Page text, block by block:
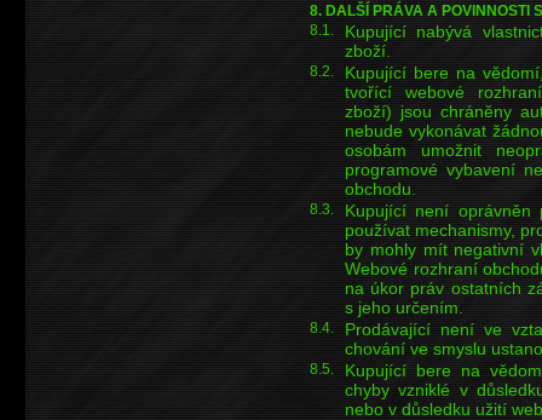
8. DALŠÍ PRÁVA A POVINNOSTI
8.1.
Kupující nabývá
zboží.
8.2.
Kupující bere na
tvořící webové
zboží) jsou chráněny
nebude vykonávat
osobám umožnit
programové vybavení
obchodu.
8.3.
Kupující není oprávněn
používat mechanismy,
by mohly mít negativní
Webové rozhraní
na úkor práv ostatních
s jeho určením.
8.4.
Prodávající není ve
chování ve smyslu
8.5.
Kupující bere na
chyby vzniklé v
nebo v důsledku užití